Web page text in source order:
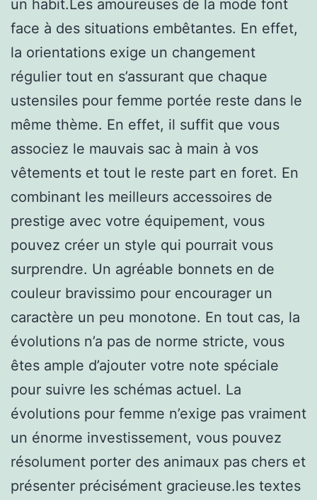
un habit.Les amoureuses de la mode font
face à des situations embêtantes. En effet,
la orientations exige un changement
régulier tout en s’assurant que chaque
ustensiles pour femme portée reste dans le
même thème. En effet, il suffit que vous
associez le mauvais sac à main à vos
vêtements et tout le reste part en foret. En
combinant les meilleurs accessoires de
prestige avec votre équipement, vous
pouvez créer un style qui pourrait vous
surprendre. Un agréable bonnets en de
couleur bravissimo pour encourager un
caractère un peu monotone. En tout cas, la
évolutions n’a pas de norme stricte, vous
êtes ample d’ajouter votre note spéciale
pour suivre les schémas actuel. La
évolutions pour femme n’exige pas vraiment
un énorme investissement, vous pouvez
résolument porter des animaux pas chers et
présenter précisément gracieuse.les textes